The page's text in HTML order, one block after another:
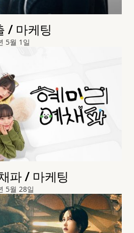
/ 마케팅
5월 1일
파 / 마케팅
5월 28일